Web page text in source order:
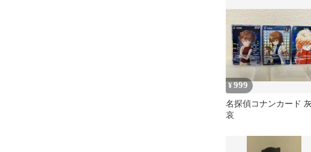
¥999
名探偵コナンカード
哀